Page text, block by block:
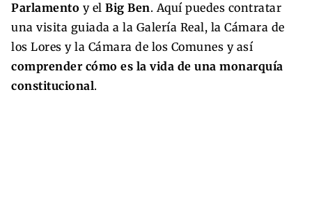
Parlamento y el Big Ben. Aquí puedes contratar
una visita guiada a la Galería Real, la Cámara de
los Lores y la Cámara de los Comunes y así
comprender cómo es la vida de una monarquía
constitucional.